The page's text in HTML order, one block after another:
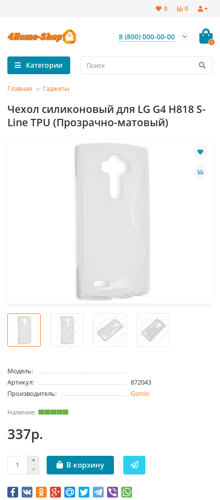
0
0
8 (800) 000-00-00
0
Категории
Главная Гаджеты
Чехол силиконовый для LG G4 H818 S-
Line TPU (Прозрачно-матовый)
Модель:
Артикул:
872043
Производитель:
Gsmin
337р.
В корзину